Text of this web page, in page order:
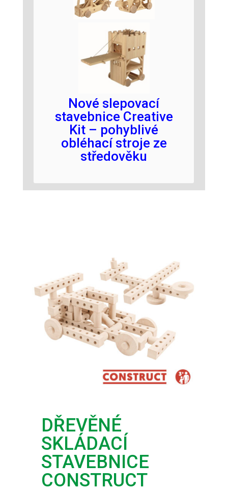
Nové slepovací
stavebnice Creative
Kit – pohyblivé
obléhací stroje ze
středověku
DŘEVĚNÉ
SKLÁDACÍ
STAVEBNICE
CONSTRUCT